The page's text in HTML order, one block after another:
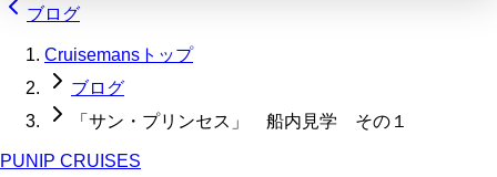
ブログ
Cruisemansトップ
ブログ
「サン・プリンセス」 船内見学 その１
PUNIP CRUISES